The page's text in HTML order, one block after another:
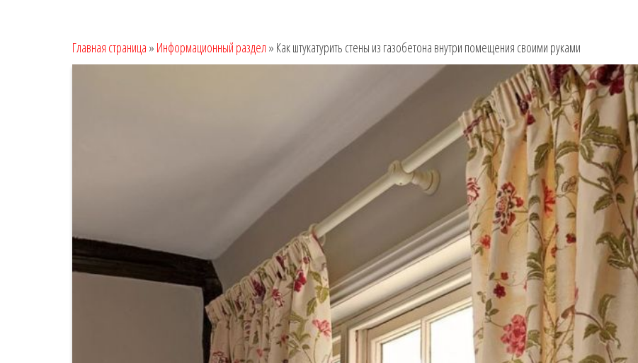
Главная страница » Информационный раздел » Как штукатурить стены из газобетона внутри помещения своими руками